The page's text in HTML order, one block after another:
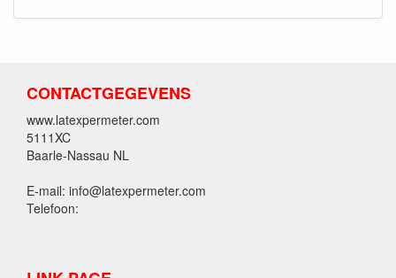
CONTACTGEGEVENS
www.latexpermeter.com
5111XC
Baarle-Nassau NL
E-mail: info@latexpermeter.com
Telefoon: